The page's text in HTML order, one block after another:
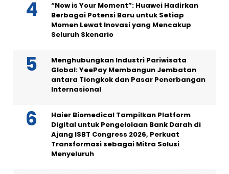
“Now is Your Moment”: Huawei Hadirkan
Berbagai Potensi Baru untuk Setiap
Momen Lewat Inovasi yang Mencakup
Seluruh Skenario
Menghubungkan Industri Pariwisata
Global: YeePay Membangun Jembatan
antara Tiongkok dan Pasar Penerbangan
Internasional
Haier Biomedical Tampilkan Platform
Digital untuk Pengelolaan Bank Darah di
Ajang ISBT Congress 2026, Perkuat
Transformasi sebagai Mitra Solusi
Menyeluruh